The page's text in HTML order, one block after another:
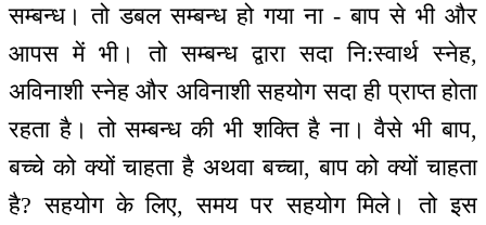
सम्बन्ध। तो डबल सम्बन्ध हो गया ना - बाप से भी और
आपस में भी। तो सम्बन्ध द्वारा सदा नि:स्वार्थ स्नेह,
अविनाशी स्नेह और अविनाशी सहयोग सदा ही प्राप्त होता
रहता है। तो सम्बन्ध की भी शक्ति है ना। वैसे भी बाप,
बच्चे को क्यों चाहता है अथवा बच्चा, बाप को क्यों चाहता
है? सहयोग के लिए, समय पर सहयोग मिले। तो इस